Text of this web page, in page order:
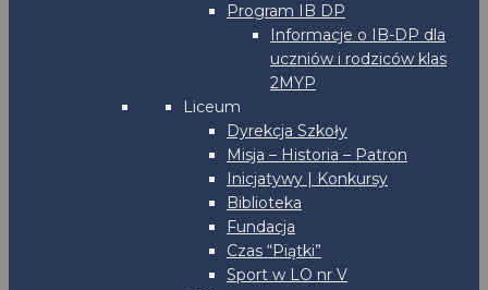
Program IB DP
Informacje o IB-DP dla
uczniów i rodziców klas
2MYP
Liceum
Dyrekcja Szkoły
Misja – Historia – Patron
Inicjatywy | Konkursy
Biblioteka
Fundacja
Czas “Piątki”
Sport w LO nr V